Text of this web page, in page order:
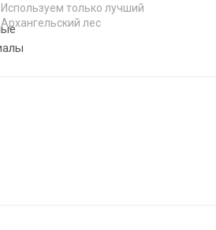
Используем только лучший
Архангельский лес